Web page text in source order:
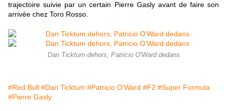
trajectoire suivie par un certain Pierre Gasly avant de faire son
arrivée chez Toro Rosso.
Dan Ticktum dehors, Patricio O'Ward dedans
#Red Bull #Dan Ticktum #Patricio O'Ward #F2 #Super Formula
#Pierre Gasly